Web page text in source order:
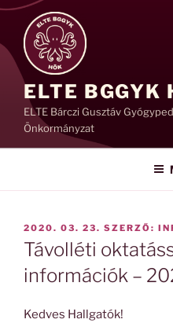
Tartalomhoz
ELTE BGGYK
ELTE Bárczi Gusztáv
Önkormányzat
BEKÜLDVE:
2020. 03. 23. SZERZŐ:
Távolléti
információk –
Kedves Hallgatók!